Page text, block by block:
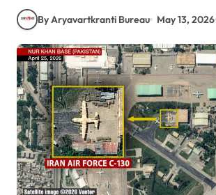
By Aryavartkranti Bureau May 13, 2026